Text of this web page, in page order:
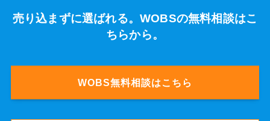
売り込まずに選ばれる。WOBSの無料相談はこ
ちらから。
WOBS無料相談はこちら